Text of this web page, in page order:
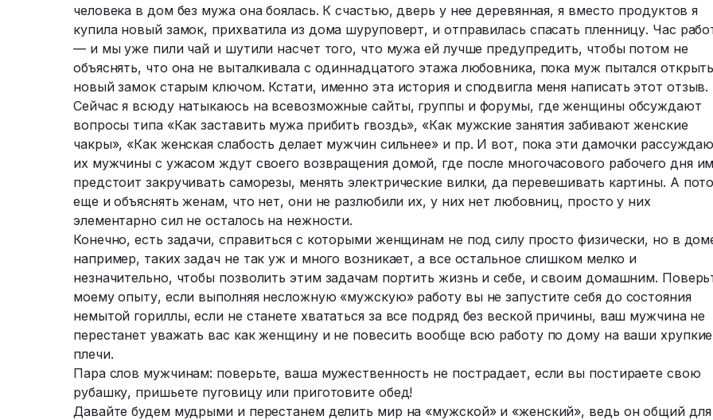
человека в дом без мужа она боялась. К счастью, дверь у нее деревянная, я вместо продуктов я
купила новый замок, прихватила из дома шуруповерт, и отправилась спасать пленницу. Час
— и мы уже пили чай и шутили насчет того, что мужа ей лучше предупредить, чтобы потом не
объяснять, что она не выталкивала с одиннадцатого этажа любовника, пока муж пытался открыть
новый замок старым ключом. Кстати, именно эта история и сподвигла меня написать этот отзыв.
Сейчас я всюду натыкаюсь на всевозможные сайты, группы и форумы, где женщины обсуждают
вопросы типа «Как заставить мужа прибить гвоздь», «Как мужские занятия забивают женские
чакры», «Как женская слабость делает мужчин сильнее» и пр. И вот, пока эти дамочки
их мужчины с ужасом ждут своего возвращения домой, где после многочасового рабочего дня им
предстоит закручивать саморезы, менять электрические вилки, да перевешивать картины. А
еще и объяснять женам, что нет, они не разлюбили их, у них нет любовниц, просто у них
элементарно сил не осталось на нежности.
Конечно, есть задачи, справиться с которыми женщинам не под силу просто физически, но в
например, таких задач не так уж и много возникает, а все остальное слишком мелко и
незначительно, чтобы позволить этим задачам портить жизнь и себе, и своим домашним.
моему опыту, если выполняя несложную «мужскую» работу вы не запустите себя до состояния
немытой гориллы, если не станете хвататься за все подряд без веской причины, ваш мужчина не
перестанет уважать вас как женщину и не повесить вообще всю работу по дому на ваши хрупкие
плечи.
Пара слов мужчинам: поверьте, ваша мужественность не пострадает, если вы постираете свою
рубашку, пришьете пуговицу или приготовите обед!
Давайте будем мудрыми и перестанем делить мир на «мужской» и «женский», ведь он общий для